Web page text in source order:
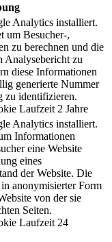
Analytics installiert.
um Besucher-,
zu berechnen und die
Analysebericht zu
diese Informationen
generierte Nummer
zu identifizieren.
Laufzeit 2 Jahre
Analytics installiert.
Informationen
eine Website
eines
der Website. Die
anonymisierter Form
von der sie
Seiten.
Laufzeit 24